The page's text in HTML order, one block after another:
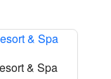
& Spa